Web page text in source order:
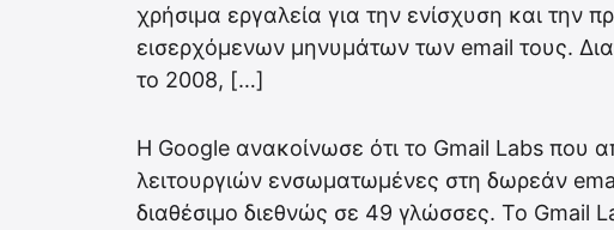
χρήσιμα εργαλεία για την ενίσχυση και
εισερχόμενων μηνυμάτων των email τους.
το 2008, […]
Η Google ανακοίνωσε ότι το Gmail Labs που
λειτουργιών ενσωματωμένες στη δωρεάν
διαθέσιμο διεθνώς σε 49 γλώσσες. To Gmail